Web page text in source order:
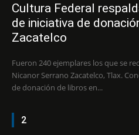
Cultura Federal
de iniciativa de
Zacatelco
Fueron 240 ejemplares los que se
Nicanor Serrano Zacatelco, Tlax. Concluyó con gran éxito la campaña
de donación de libros en...
2